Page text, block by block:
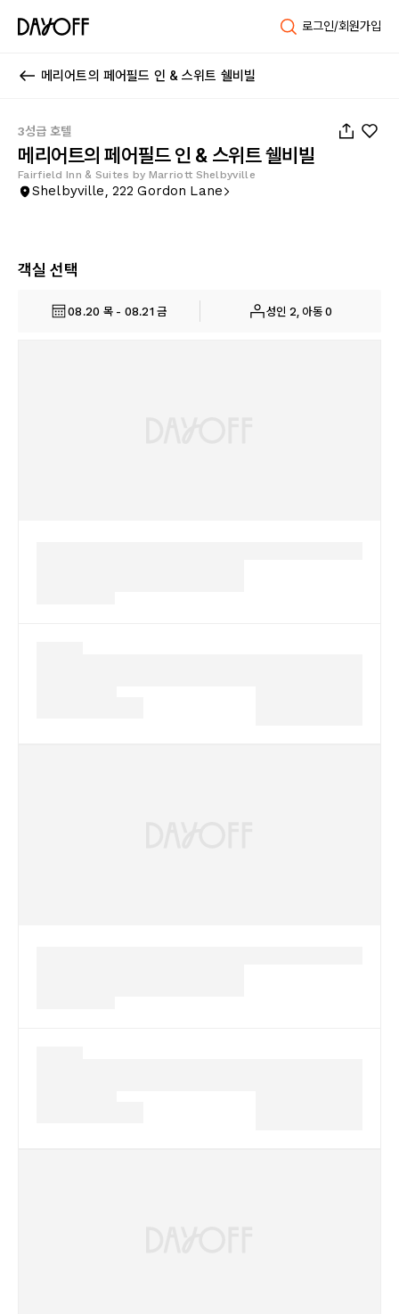
로그인/회원가입
메리어트의 페어필드 인 & 스위트 쉘비빌
3성급 호텔
메리어트의 페어필드 인 & 스위트 쉘비빌
Fairfield Inn & Suites by Marriott Shelbyville
Shelbyville, 222 Gordon Lane
객실 선택
08.20 목 - 08.21 금 성인 2, 아동 0